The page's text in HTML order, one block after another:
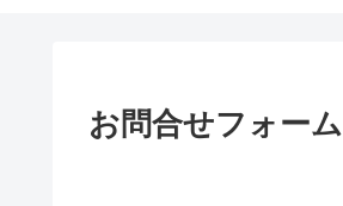
お問合せフォーム